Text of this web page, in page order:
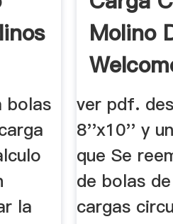
bolas
la
Molino
ver pdf.
8''x10'' y
que Se
de bolas
cargas